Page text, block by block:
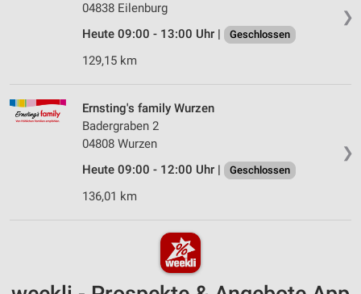
❯
04838 Eilenburg
Heute 09:00 - 13:00 Uhr |
Geschlossen
129,15 km
❯
Ernsting's family Wurzen
Badergraben 2
04808 Wurzen
Heute 09:00 - 12:00 Uhr |
Geschlossen
136,01 km